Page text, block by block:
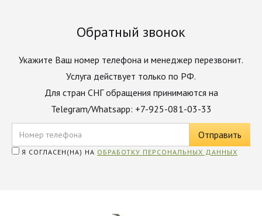
Обратный звонок
Укажите Ваш номер телефона и менеджер перезвонит.
Услуга действует только по РФ.
Для стран СНГ обращения принимаются на
Telegram/Whatsapp: +7-925-081-03-33
Я СОГЛАСЕН(НА) НА ОБРАБОТКУ ПЕРСОНАЛЬНЫХ ДАННЫХ